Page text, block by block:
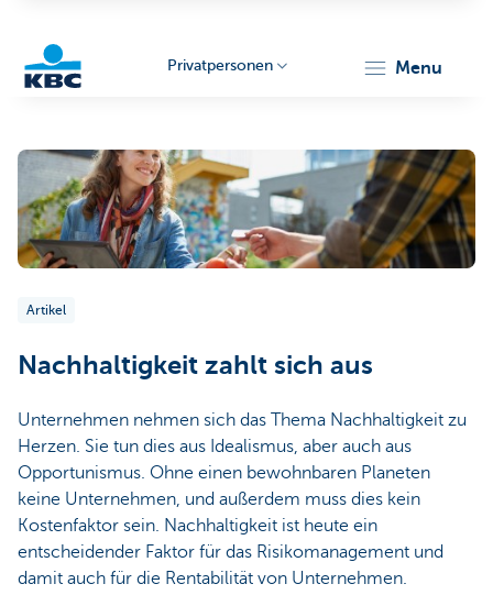
Particulieren
Privatpersonen menu
Artikel
Nachhaltigkeit zahlt sich aus
Unternehmen nehmen sich das Thema Nachhaltigkeit zu
Herzen. Sie tun dies aus Idealismus, aber auch aus
Opportunismus. Ohne einen bewohnbaren Planeten
keine Unternehmen, und außerdem muss dies kein
Kostenfaktor sein. Nachhaltigkeit ist heute ein
entscheidender Faktor für das Risikomanagement und
damit auch für die Rentabilität von Unternehmen.